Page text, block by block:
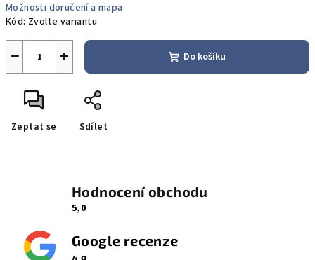
Možnosti doručení a mapa
Kód: Zvolte variantu
+
− Do košíku
Zeptat se Sdílet
Hodnocení obchodu
5,0
Google recenze